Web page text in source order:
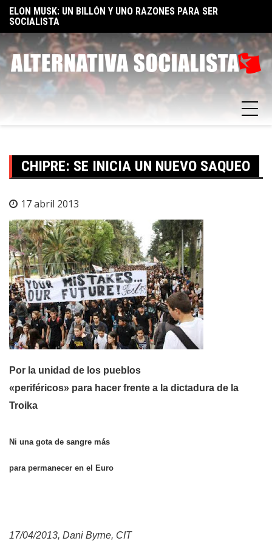
Skip
content
ELON MUSK: UN BILLÓN Y UNO RAZONES PARA SER
SOCIALISTA
CHIPRE: SE INICIA UN NUEVO SAQUEO
17 abril 2013
Por la unidad de los pueblos
«periféricos» para hacer frente a la dictadura de la
Troika
Ni una gota de sangre más
para permanecer en el Euro
17/04/2013, Dani Byrne, CIT